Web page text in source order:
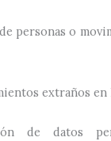
personas o
extraños
de datos